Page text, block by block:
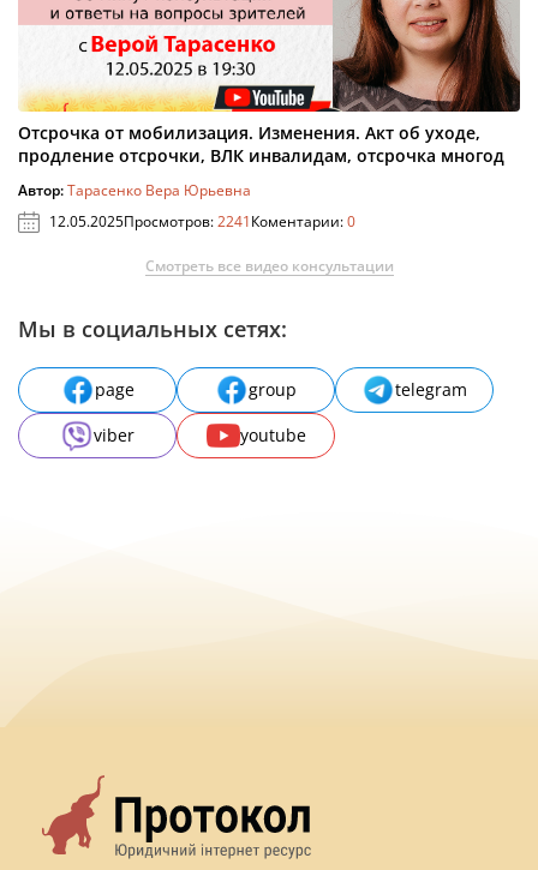
Отсрочка от мобилизация. Изменения. Акт об уходе,
продление отсрочки, ВЛК инвалидам, отсрочка многод
Автор:Тарасенко Вера Юрьевна
12.05.2025Просмотров:2241Коментарии:0
Смотреть все видео консультации
Мы в социальных сетях:
page group
telegram
viber
youtube